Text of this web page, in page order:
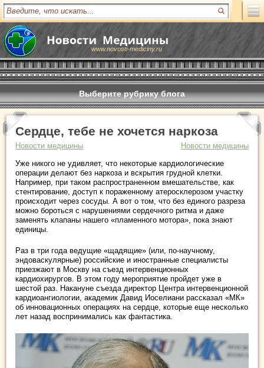
www.novosti-mediciny.ru
Выберите рубрику блога
Сердце, тебе не хочется наркоза
Новости медицины
Новости медицины
Уже никого не удивляет, что некоторые кардиологические
операции делают без наркоза и вскрытия грудной клетки.
Например, при таком распространенном вмешательстве, как
стентирование, доступ к пораженному атеросклерозом участку
происходит через сосуды. А вот о том, что без единого разреза
можно бороться с нарушениями сердечного ритма и даже
заменять клапаны нашего «пламенного мотора», пока знают
единицы.
Раз в три года ведущие «щадящие» (или, по-научному,
эндоваскулярные) российские и иностранные специалисты
приезжают в Москву на съезд интервенционных
кардиохирургов. В этом году мероприятие пройдет уже в
шестой раз. Накануне съезда директор Центра интервенционной
кардиоангиологии, академик Давид Иоселиани рассказал «МК»
об инновационных операциях на сердце, которые еще несколько
лет назад воспринимались как фантастика.